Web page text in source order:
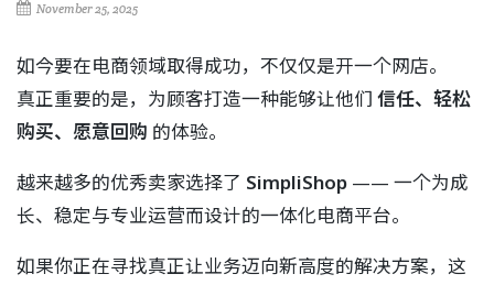
November 25, 2025
如今要在电商领域取得成功，不仅仅是开一个网店。
真正重要的是，为顾客打造一种能够让他们 信任、轻松
购买、愿意回购 的体验。
越来越多的优秀卖家选择了 SimpliShop —— 一个为成
长、稳定与专业运营而设计的一体化电商平台。
如果你正在寻找真正让业务迈向新高度的解决方案，这